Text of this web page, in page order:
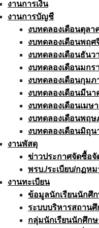
งานการเงิน
งานการบัญชี
งบทดลองเดือนตุลา
งบทดลองเดือนพฤศ
งบทดลองเดือนธันว
งบทดลองเดือนมกร
งบทดลองเดือนกุมภ
งบทดลองเดือนมีนา
งบทดลองเดือนเมษ
งบทดลองเดือนพฤษ
งบทดลองเดือนมิถุน
งานพัสดุ
ข่าวประกาศจัดซื้อจั
พรบ./ระเบียบ/กฏหม
งานทะเบียน
ข้อมูลนักเรียนนักศึก
ระบบบริหารสถาน
กลุ่มนักเรียนนักศึก